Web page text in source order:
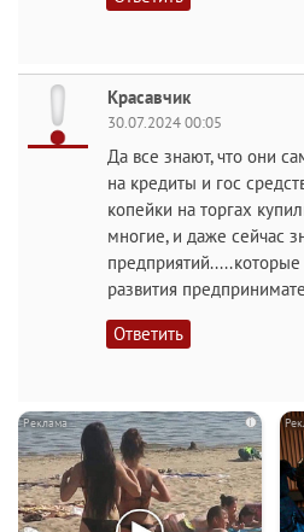
Красавчик
30.07.2024 00:05
Да все знают, что они
на кредиты и гос
копейки на торгах
многие, и даже сейчас
развития
Ответить
i